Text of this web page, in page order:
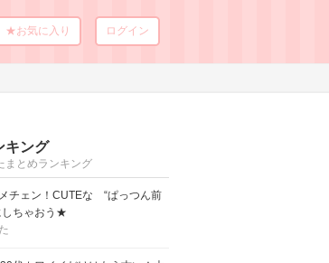
★お気に入り ログイン
キング
まとめランキング
チェン！CUTEな “ぱっつん前
ちゃおう★